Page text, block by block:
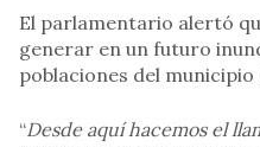
El parlamentario alertó
generar en un futuro
poblaciones del municipio
“Desde aquí hacemos el